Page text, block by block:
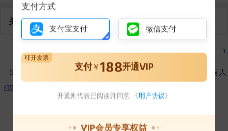
关联企业
3
法定代表人
1
对外投资
2
在外任职
1
作为受益所有人
控制企业 所属集团 合作伙伴
支付方式
支付宝支付 微信支付
支付￥ 188开通VIP
可开发票
开通则代表已阅读并同意 《用户协议》
VIP会员专享权益